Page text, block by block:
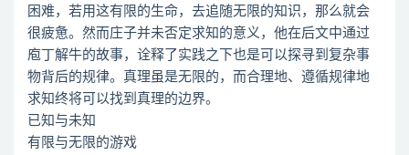
困难，若用这有限的生命，去追随无限的知识，那么就会
很疲惫。然而庄子并未否定求知的意义，他在后文中通过
庖丁解牛的故事，诠释了实践之下也是可以探寻到复杂事
物背后的规律。真理虽是无限的，而合理地、遵循规律地
求知终将可以找到真理的边界。
已知与未知
有限与无限的游戏